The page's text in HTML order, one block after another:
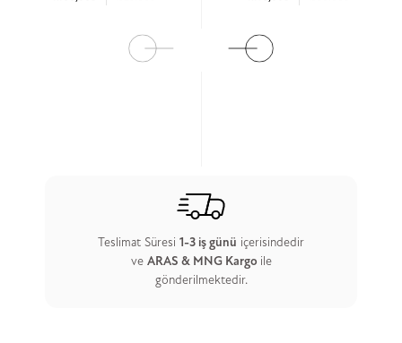
Teslimat Süresi 1-3 iş günü içerisindedir
ve ARAS & MNG Kargo ile
gönderilmektedir.